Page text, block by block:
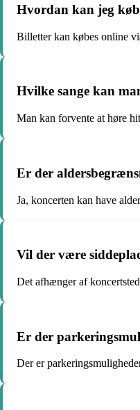
Hvordan kan jeg
Billetter kan købes online
Hvilke sange kan
Man kan forvente at høre
Er der
Ja, koncerten kan have
Vil der være
Det afhænger af
Er der
Der er